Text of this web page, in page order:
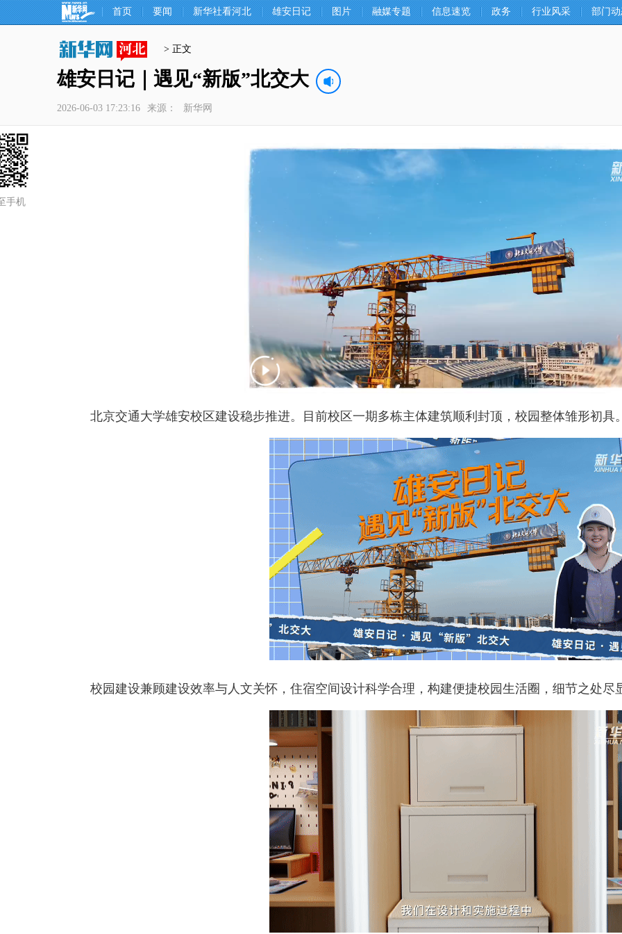
首页 要闻 新华社看河北 雄安日记 图片 融媒专题 信息速览 政务 行业风采 部门
> 正文
雄安日记｜遇见“新版”北交大
2026-06-03 17:23:16 来源： 新华网
手机
北京交通大学雄安校区建设稳步推进。目前校区一期多栋主体建筑顺利封顶，校园整体雏形初具
校园建设兼顾建设效率与人文关怀，住宿空间设计科学合理，构建便捷校园生活圈，细节之处尽